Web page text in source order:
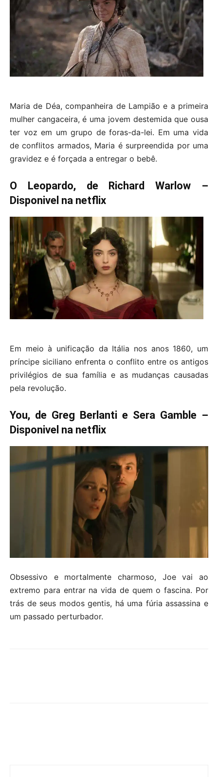
Maria de Déa, companheira de Lampião e a primeira
mulher cangaceira, é uma jovem destemida que ousa
ter voz em um grupo de foras-da-lei. Em uma vida
de conflitos armados, Maria é surpreendida por uma
gravidez e é forçada a entregar o bebê.
O Leopardo, de Richard Warlow –
Disponivel na netflix
Em meio à unificação da Itália nos anos 1860, um
príncipe siciliano enfrenta o conflito entre os antigos
privilégios de sua família e as mudanças causadas
pela revolução.
You, de Greg Berlanti e Sera Gamble –
Disponivel na netflix
Obsessivo e mortalmente charmoso, Joe vai ao
extremo para entrar na vida de quem o fascina. Por
trás de seus modos gentis, há uma fúria assassina e
um passado perturbador.